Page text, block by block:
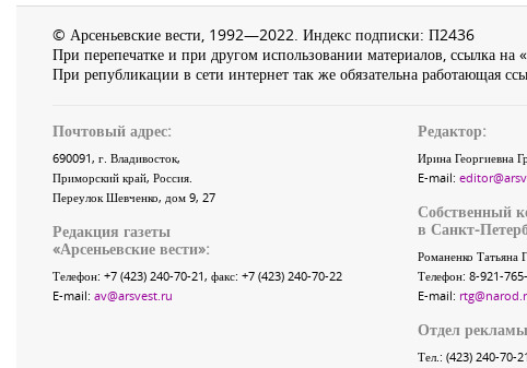
© Арсеньевские вести, 1992—2022. Индекс подписки: П2436
При перепечатке и при другом использовании материалов, ссылка на
При републикации в сети интернет так же обязательна работающая
Почтовый адрес:
690091, г. Владивосток,
Приморский край, Россия.
Переулок Шевченко, дом 9, 27
Редакция газеты
«Арсеньевские вести»:
Телефон: +7 (423) 240-70-21, факс: +7 (423) 240-70-22
E-mail: av@arsvest.ru
Редактор:
Ирина Георгиевна
E-mail:
Собственный
в Санкт-
Романенко Татьяна
Телефон: 8-921-
E-mail:
Отдел
Тел.: (423) 240-70-